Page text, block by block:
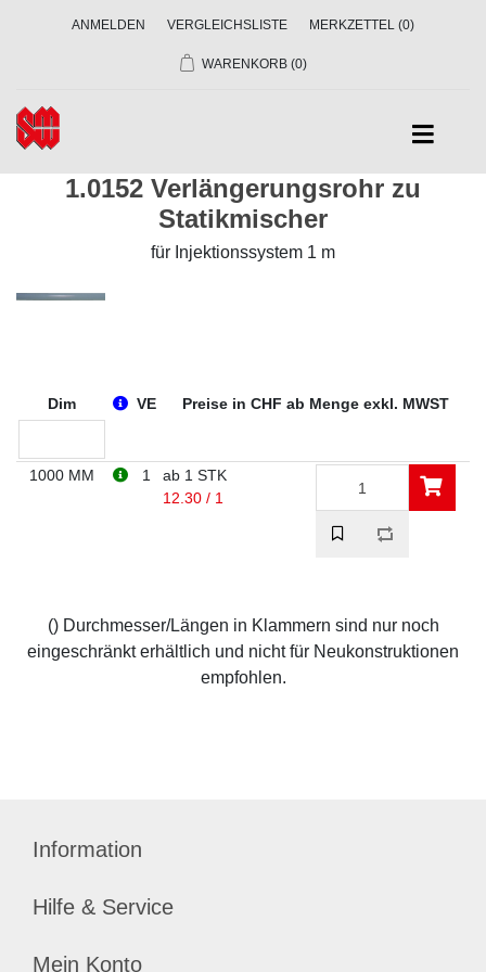
ANMELDEN VERGLEICHSLISTE MERKZETTEL (0)
WARENKORB (0)
1.0152 Verlängerungsrohr zu
Statikmischer
für Injektionssystem 1 m
Dim VE Preise in CHF ab Menge exkl. MWST
1000 MM 1
ab 1 STK
12.30 / 1
() Durchmesser/Längen in Klammern sind nur noch
eingeschränkt erhältlich und nicht für Neukonstruktionen
empfohlen.
Information
Hilfe & Service
Mein Konto